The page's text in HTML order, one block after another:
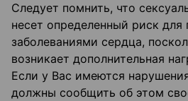
Следует помнить, что
несет определенный риск для
заболеваниями сердца,
возникает дополнительная
Если у Вас имеются
должны сообщить об этом